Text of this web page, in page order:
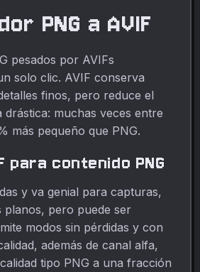
PNG a AVIF
pesados por AVIFs
solo clic. AVIF conserva
finos, pero reduce el
muchas veces entre
más pequeño que PNG.
para contenido PNG
y va genial para capturas,
planos, pero puede ser
modos sin pérdidas y con
además de canal alfa,
tipo PNG a una fracción